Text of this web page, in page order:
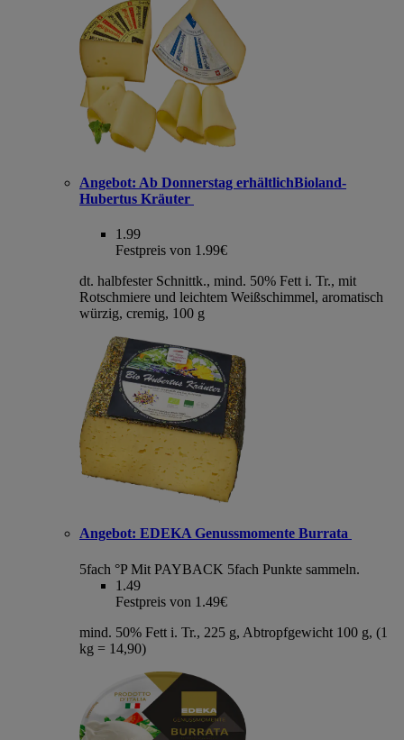
Angebot: Ab Donnerstag erhältlichBioland-
Hubertus Kräuter
1.99
Festpreis von 1.99€
dt. halbfester Schnittk., mind. 50% Fett i. Tr., mit
Rotschmiere und leichtem Weißschimmel, aromatisch
würzig, cremig, 100 g
Angebot: EDEKA Genussmomente Burrata
5fach °P Mit PAYBACK 5fach Punkte sammeln.
1.49
Festpreis von 1.49€
mind. 50% Fett i. Tr., 225 g, Abtropfgewicht 100 g, (1
kg = 14,90)